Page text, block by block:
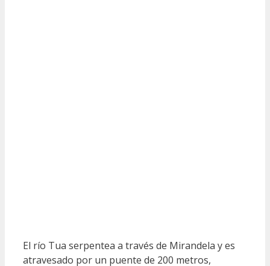
El río Tua serpentea a través de Mirandela y es
atravesado por un puente de 200 metros,